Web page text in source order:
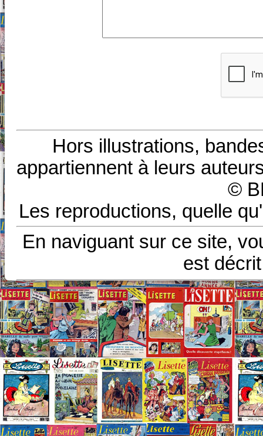
Hors illustrations,
appartiennent à leurs
©
Les reproductions, quelle
En naviguant sur ce site,
est